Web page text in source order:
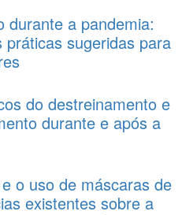
durante a pandemia:
sugeridas para
do destreinamento e
durante e após a
o uso de máscaras de
existentes sobre a